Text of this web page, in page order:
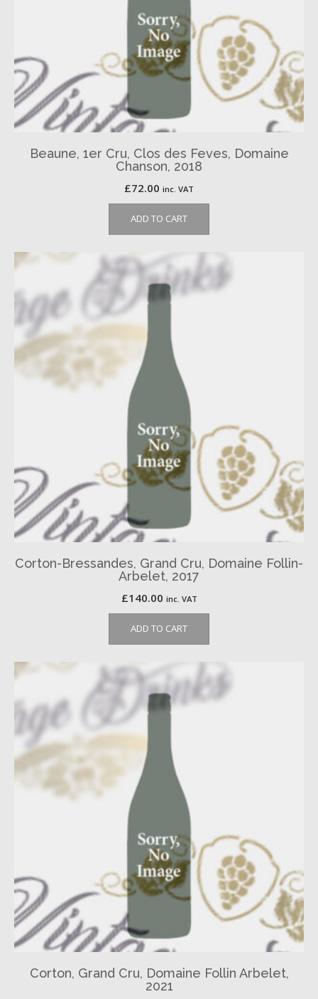
Beaune, 1er Cru, Clos des Feves, Domaine
Chanson, 2018
£72.00 inc. VAT
ADD TO CART
Corton-Bressandes, Grand Cru, Domaine Follin-
Arbelet, 2017
£140.00 inc. VAT
ADD TO CART
Corton, Grand Cru, Domaine Follin Arbelet,
2021